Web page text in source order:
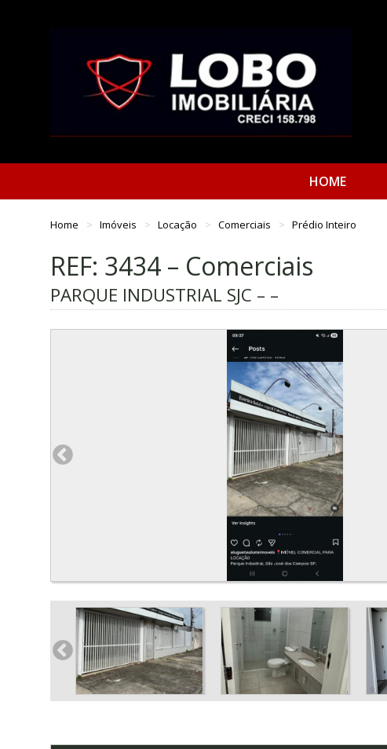
HOME
Home Imóveis Locação Comerciais Prédio Inteiro
REF: 3434 – Comerciais
PARQUE INDUSTRIAL SJC – –